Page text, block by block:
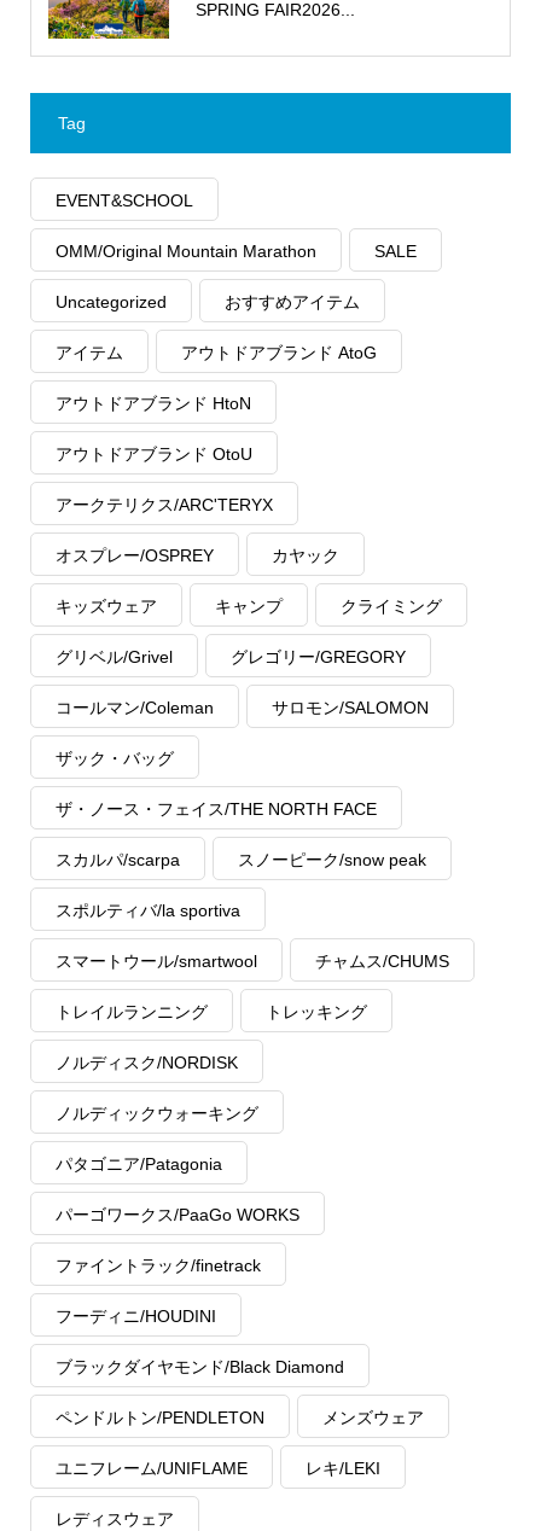
SPRING FAIR2026...
Tag
EVENT&SCHOOL
OMM/Original Mountain Marathon SALE
Uncategorized おすすめアイテム
アイテム アウトドアブランド AtoG
アウトドアブランド HtoN
アウトドアブランド OtoU
アークテリクス/ARC'TERYX
オスプレー/OSPREY カヤック
キッズウェア キャンプ クライミング
グリベル/Grivel グレゴリー/GREGORY
コールマン/Coleman サロモン/SALOMON
ザック・バッグ
ザ・ノース・フェイス/THE NORTH FACE
スカルパ/scarpa スノーピーク/snow peak
スポルティバ/la sportiva
スマートウール/smartwool チャムス/CHUMS
トレイルランニング トレッキング
ノルディスク/NORDISK
ノルディックウォーキング
パタゴニア/Patagonia
パーゴワークス/PaaGo WORKS
ファイントラック/finetrack
フーディニ/HOUDINI
ブラックダイヤモンド/Black Diamond
ペンドルトン/PENDLETON メンズウェア
ユニフレーム/UNIFLAME レキ/LEKI
レディスウェア